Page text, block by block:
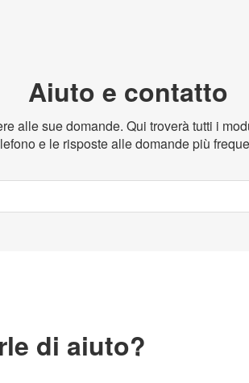
Aiuto e contatto
alle sue domande. Qui troverà tutti i
e le risposte alle domande più
di aiuto?